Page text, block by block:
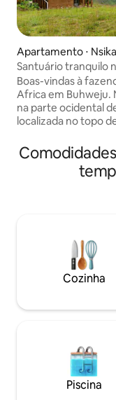
Apartamento ⋅ Nsika
Santuário tranquilo
Buhweju
Boas-vindas à
Africa em Buhweju. Nossa pequena joia
na parte ocidental
localizada no topo
casas de campo
disponíveis. É um santuário para quem
procura paz e
próximas, conheça
moradores locais e
poderes
da vida rural.Cozinha
Piscina